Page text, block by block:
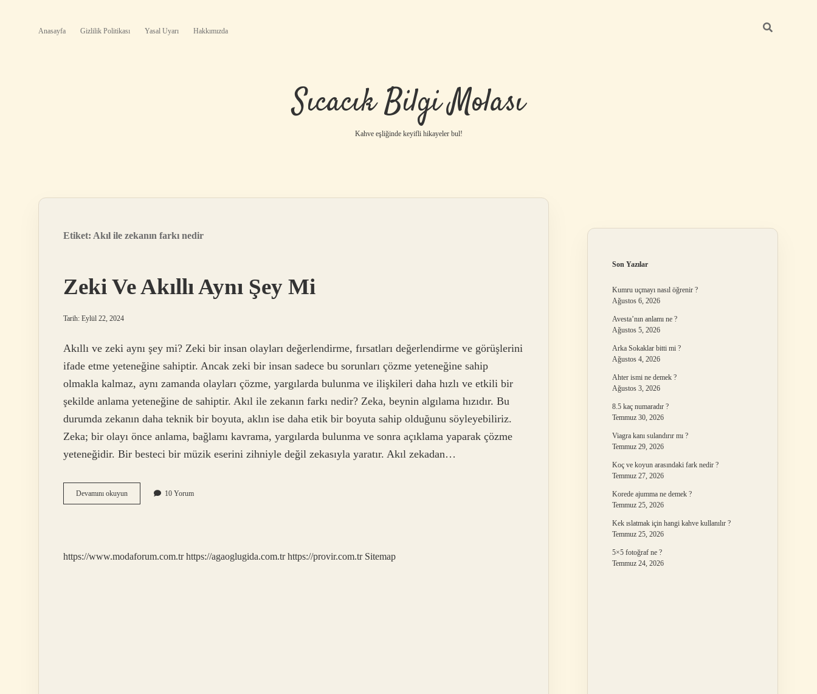
Anasayfa Gizlilik Politikası Yasal Uyarı Hakkımızda
Sıcacık Bilgi Molası
Kahve eşliğinde keyifli hikayeler bul!
Etiket: Akıl ile zekanın farkı nedir
Zeki Ve Akıllı Aynı Şey Mi
Tarih: Eylül 22, 2024
Akıllı ve zeki aynı şey mi? Zeki bir insan olayları değerlendirme, fırsatları değerlendirme ve görüşlerini
ifade etme yeteneğine sahiptir. Ancak zeki bir insan sadece bu sorunları çözme yeteneğine sahip
olmakla kalmaz, aynı zamanda olayları çözme, yargılarda bulunma ve ilişkileri daha hızlı ve etkili bir
şekilde anlama yeteneğine de sahiptir. Akıl ile zekanın farkı nedir? Zeka, beynin algılama hızıdır. Bu
durumda zekanın daha teknik bir boyuta, aklın ise daha etik bir boyuta sahip olduğunu söyleyebiliriz.
Zeka; bir olayı önce anlama, bağlamı kavrama, yargılarda bulunma ve sonra açıklama yaparak çözme
yeteneğidir. Bir besteci bir müzik eserini zihniyle değil zekasıyla yaratır. Akıl zekadan…
Devamını okuyunZeki
Ve
10 Yorum
https://www.modaforum.com.tr https://agaoglugida.com.tr https://provir.com.tr Sitemap
Son Yazılar
Kumru uçmayı nasıl öğrenir ?
Ağustos 6, 2026
Avesta’nın anlamı ne ?
Ağustos 5, 2026
Arka Sokaklar bitti mi ?
Ağustos 4, 2026
Ahter ismi ne demek ?
Ağustos 3, 2026
8.5 kaç numaradır ?
Temmuz 30, 2026
Viagra kanı sulandırır mı ?
Temmuz 29, 2026
Koç ve koyun arasındaki fark nedir ?
Temmuz 27, 2026
Korede ajumma ne demek ?
Temmuz 25, 2026
Kek ıslatmak için hangi kahve kullanılır ?
Temmuz 25, 2026
5×5 fotoğraf ne ?
Temmuz 24, 2026